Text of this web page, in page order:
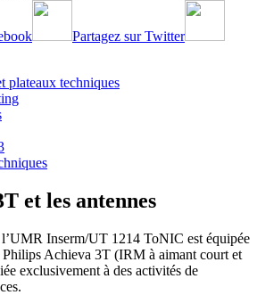
Partagez sur Twitter
plateaux techniques
et les antennes
Inserm/UT 1214 ToNIC est équipée
Achieva 3T (IRM à aimant court et
exclusivement à des activités de